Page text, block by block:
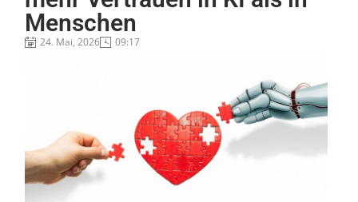
Menschen
24. Mai, 2026 09:17